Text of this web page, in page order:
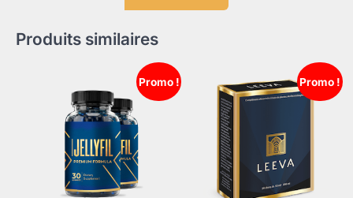
Produits similaires
Promo ! Promo !